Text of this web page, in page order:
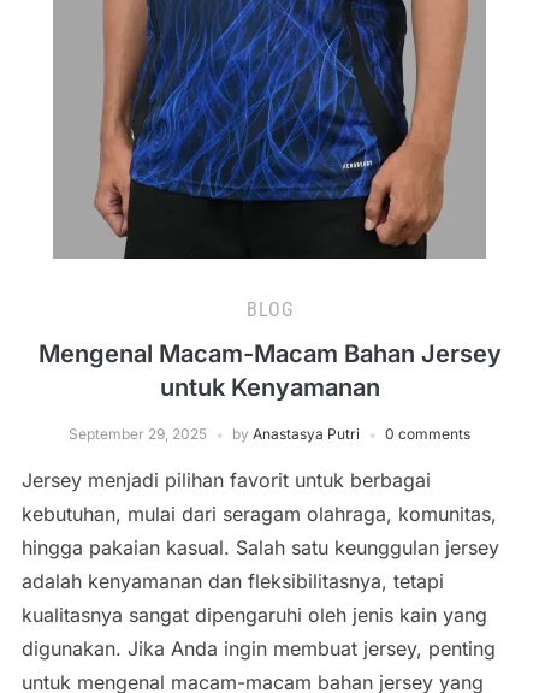
BLOG
Mengenal Macam-Macam Bahan Jersey
untuk Kenyamanan
September 29, 2025 by Anastasya Putri 0 comments
Jersey menjadi pilihan favorit untuk berbagai
kebutuhan, mulai dari seragam olahraga, komunitas,
hingga pakaian kasual. Salah satu keunggulan jersey
adalah kenyamanan dan fleksibilitasnya, tetapi
kualitasnya sangat dipengaruhi oleh jenis kain yang
digunakan. Jika Anda ingin membuat jersey, penting
untuk mengenal macam-macam bahan jersey yang